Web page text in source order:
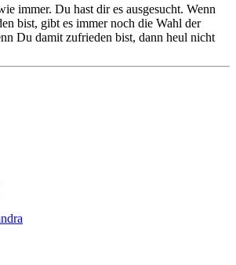
immer. Du hast dir es ausgesucht. Wenn
bist, gibt es immer noch die Wahl der
Du damit zufrieden bist, dann heul nicht